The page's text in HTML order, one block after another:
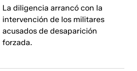
La diligencia arrancó con la
intervención de los militares
acusados de desaparición
forzada.